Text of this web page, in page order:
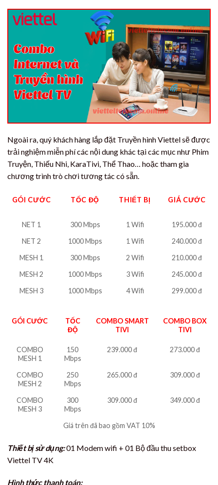
Ngoài ra, quý khách hàng lắp đặt Truyền hình Viettel sẽ được
trải nghiệm miễn phí các nội dung khác tại các mục như Phim
Truyện, Thiếu Nhi, KaraTivi, Thể Thao… hoặc tham gia
chương trình trò chơi tương tác có sẵn.
GÓI CƯỚC TỐC ĐỘ THIẾT BỊ GIÁ CƯỚC
NET 1 300 Mbps 1 Wifi
195.000 đ
NET 2
1000 Mbps 1 Wifi
240.000 đ
MESH 1
300 Mbps 2 Wifi
210.000 đ
MESH 2
1000 Mbps 3 Wifi
245.000 đ
MESH 3
1000 Mbps 4 Wifi 299.000 đ
GÓI CƯỚC
TỐC
ĐỘ
COMBO SMART
TIVI
COMBO BOX
TIVI
COMBO
MESH 1
150
Mbps
239.000 đ 273.000 đ
COMBO
MESH 2
250
Mbps
265.000 đ 309.000 đ
COMBO
MESH 3
300
Mbps
309.000 đ 349.000 đ
Giá trên đã bao gồm VAT 10%
Thiết bị sử dụng:01 Modem wifi + 01 Bộ đầu thu setbox
Viettel TV 4K
Hình thức thanh toán: